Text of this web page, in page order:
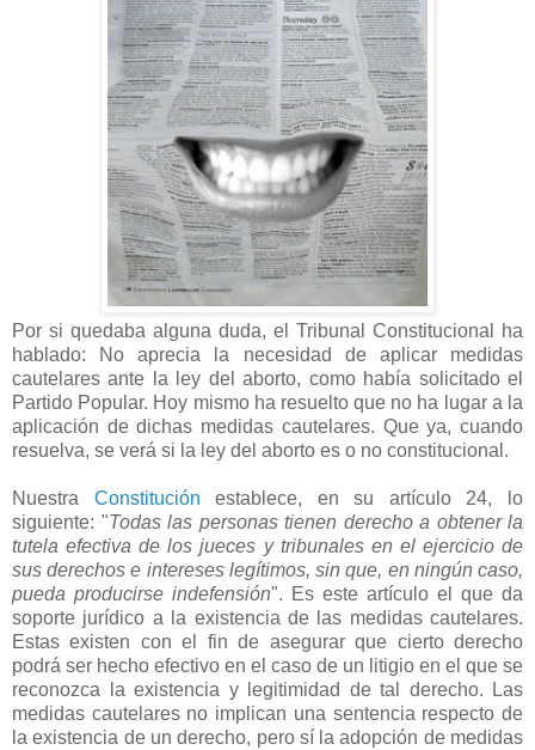
Por si quedaba alguna duda, el Tribunal Constitucional ha
hablado: No aprecia la necesidad de aplicar medidas
cautelares ante la ley del aborto, como había solicitado el
Partido Popular. Hoy mismo ha resuelto que no ha lugar a la
aplicación de dichas medidas cautelares. Que ya, cuando
resuelva, se verá si la ley del aborto es o no constitucional.
Nuestra Constitución establece, en su artículo 24, lo
siguiente: "Todas las personas tienen derecho a obtener la
tutela efectiva de los jueces y tribunales en el ejercicio de
sus derechos e intereses legítimos, sin que, en ningún caso,
pueda producirse indefensión". Es este artículo el que da
soporte jurídico a la existencia de las medidas cautelares.
Estas existen con el fin de asegurar que cierto derecho
podrá ser hecho efectivo en el caso de un litigio en el que se
reconozca la existencia y legitimidad de tal derecho. Las
medidas cautelares no implican una sentencia respecto de
la existencia de un derecho, pero sí la adopción de medidas